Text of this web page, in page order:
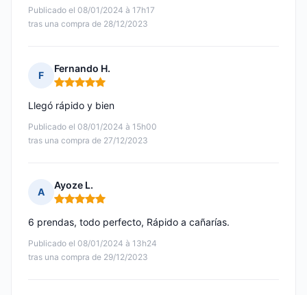
Publicado el 08/01/2024 à 17h17
tras una compra de 28/12/2023
F
Fernando H.
Nota: 5 de 5
Publicado el 08/01/2024 à 15h00
tras una compra de 27/12/2023
Llegó rápido y bien
A
Ayoze L.
Nota: 5 de 5
Publicado el 08/01/2024 à 13h24
tras una compra de 29/12/2023
6 prendas, todo perfecto, Rápido a cañarías.